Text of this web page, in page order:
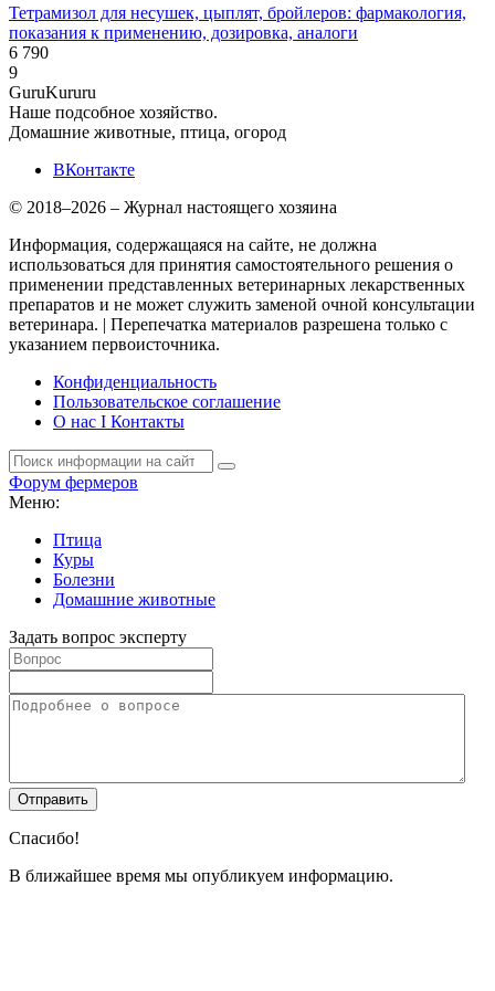
Тетрамизол для несушек, цыплят, бройлеров: фармакология,
показания к применению, дозировка, аналоги
6 790
9
GuruKururu
Наше подсобное хозяйство.
Домашние животные, птица, огород
ВКонтакте
© 2018–2026 – Журнал настоящего хозяина
Информация, содержащаяся на сайте, не должна
использоваться для принятия самостоятельного решения о
применении представленных ветеринарных лекарственных
препаратов и не может служить заменой очной консультации
ветеринара. | Перепечатка материалов разрешена только с
указанием первоисточника.
Конфиденциальность
Пользовательское соглашение
О нас I Контакты
Форум фермеров
Меню:
Птица
Куры
Болезни
Домашние животные
Задать вопрос эксперту
Спасибо!
В ближайшее время мы опубликуем информацию.